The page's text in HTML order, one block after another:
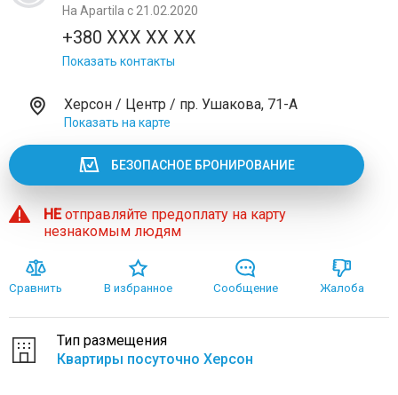
На Apartila с 21.02.2020
+380 XXX XX XX
Показать контакты
Херсон / Центр / пр. Ушакова, 71-А
Показать на карте
БЕЗОПАСНОЕ БРОНИРОВАНИЕ
НЕотправляйте предоплату на карту
незнакомым людям
Сравнить В избранное Сообщение Жалоба
Тип размещения
Квартиры посуточно Херсон